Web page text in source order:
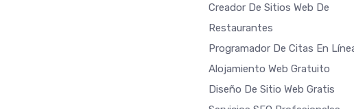
Creador De Sitios Web De
Restaurantes
Programador De Citas En
Alojamiento Web Gratuito
Diseño De Sitio Web Gratis